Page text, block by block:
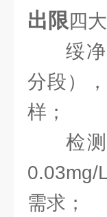
出限四
绥
分段）
样；
检
0.03mg/
需求；